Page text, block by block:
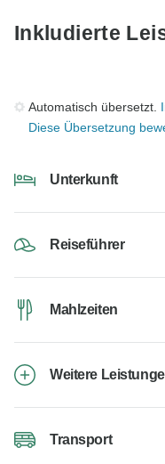
Inkludierte
Automatisch übersetzt.
Diese Übersetzung
Unterkunft
Reiseführer
Mahlzeiten
Weitere
Transport